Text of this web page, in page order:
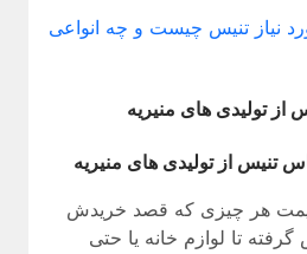
نیاز تنیس چیست و چه انواعی
تنیس از تولیدی های منیریه
هر چیزی که قصد خریدش
تا لوازم خانه یا حتی